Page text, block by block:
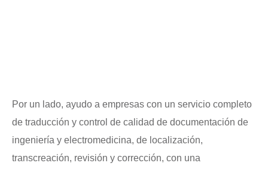
Por un lado, ayudo a empresas con un servicio completo
de traducción y control de calidad de documentación de
ingeniería y electromedicina, de localización,
transcreación, revisión y corrección, con una